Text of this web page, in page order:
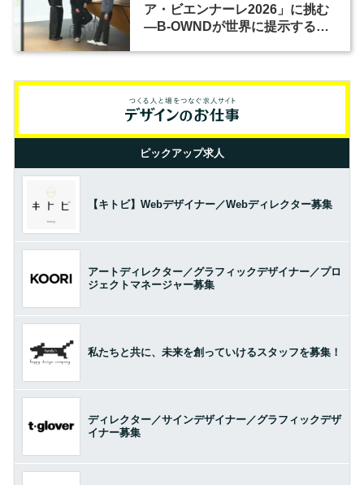
ア・ビエンナーレ2026」に挑む
―B-OWNDが世界に提示する美
ピックアップ求人
【キトビ】Webデザイナー／Webディレクター募集
アートディレクター／グラフィックデザイナー／プロ
ジェクトマネージャー募集
私たちと共に、未来を創っていけるスタッフを募集！
ディレクター／サインデザイナー／グラフィックデザ
イナー募集